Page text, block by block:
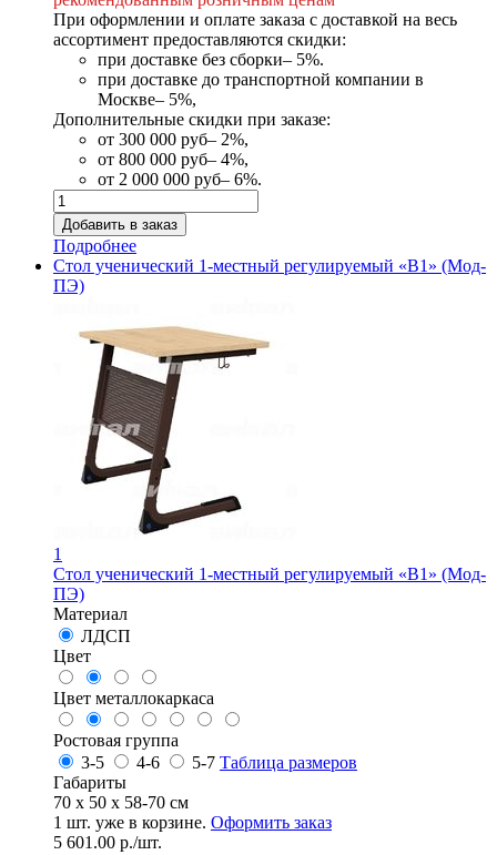
При оформлении и оплате заказа с доставкой на весь
ассортимент предоставляются скидки:
при доставке без сборки– 5%.
при доставке до транспортной компании в
Москве– 5%,
Дополнительные скидки при заказе:
от 300 000 руб– 2%,
от 800 000 руб– 4%,
от 2 000 000 руб– 6%.
Подробнее
Стол ученический 1-местный регулируемый «В1» (Мод-
ПЭ)
1
Стол ученический 1-местный регулируемый «В1» (Мод-
ПЭ)
Материал
ЛДСП
Цвет
Цвет металлокаркаса
Ростовая группа
3-5
4-6 5-7 Таблица размеров
Габариты
70 x 50 x 58-70 см
1 шт. уже в корзине. Оформить заказ
5 601.00 р./шт.